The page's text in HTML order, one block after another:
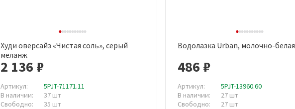
Быстрый просмотр
Худи оверсайз «Чистая соль», серый
меланж
2 136 ₽
Артикул:
5PJT-71171.11
В наличии:
37 шт
Свободно:
35 шт
Быстрый просмотр
Водолазка Urban, молочно-белая
486 ₽
Артикул:
5PJT-13960.60
В наличии:
27 шт
Свободно:
27 шт